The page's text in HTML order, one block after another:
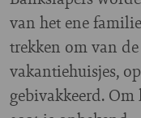
van het ene
trekken om van
vakantiehuisjes,
gebivakkeerd.